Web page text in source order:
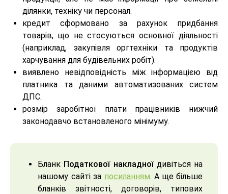
ділянки, техніку чи персонал.
кредит сформовано за рахунок придбання
товарів, що не стосуються основної діяльності
(наприклад, закупівля оргтехніки та продуктів
харчування для будівельних робіт).
виявлено невідповідність між інформацією від
платника та даними автоматизованих систем
ДПС.
розмір заробітної плати працівників нижчий
законодавчо встановленого мінімуму.
Бланк Податкової накладноїдивіться на
нашому сайті за посиланням. А ще більше
бланків звітності, договорів, типових